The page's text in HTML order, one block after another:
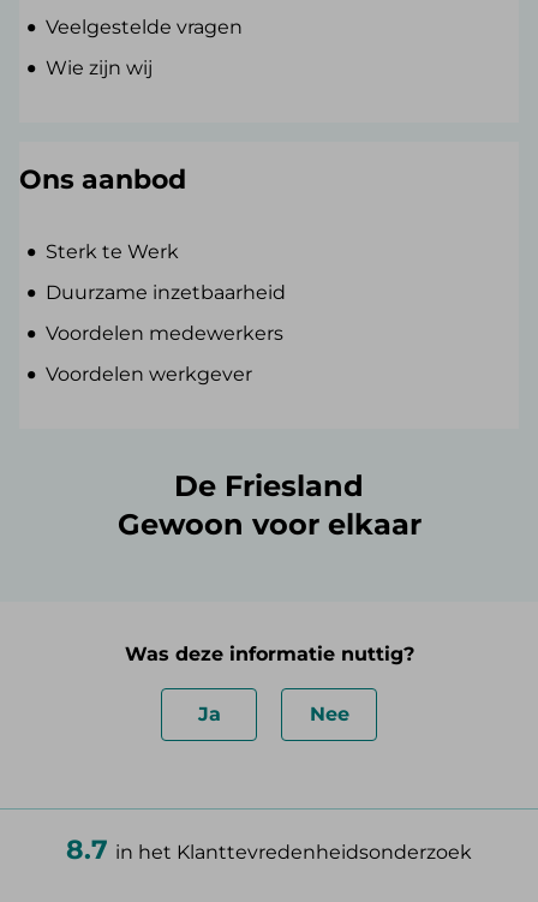
Veelgestelde vragen
Wie zijn wij
Ons aanbod
Sterk te Werk
Duurzame inzetbaarheid
Voordelen medewerkers
Voordelen werkgever
De Friesland
Gewoon voor elkaar
Was deze informatie nuttig?
Ja Nee
8.7 in het Klanttevredenheidsonderzoek